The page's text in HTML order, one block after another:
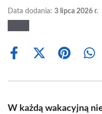
Data dodania: 3 lipca 2026 r.
Share
Share
(Twitter)
Share
W każdą wakacyjną